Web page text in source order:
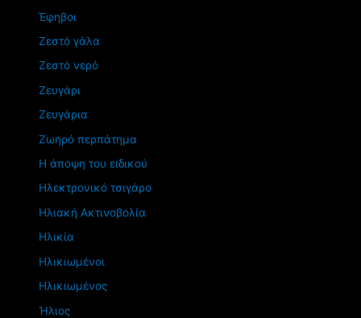
Έφηβοι
Ζεστό γάλα
Ζεστό νερό
Ζευγάρι
Ζευγάρια
Ζωηρό περπάτημα
Η άποψη του ειδικού
Ηλεκτρονικό τσιγάρο
Ηλιακή Ακτινοβολία
Ηλικία
Ηλικιωμένοι
Ηλικιωμένος
Ήλιος